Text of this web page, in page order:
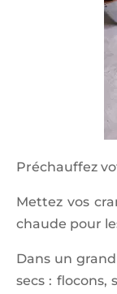
Préchauffez
Mettez vos
chaude pour
Dans un
secs : flocons,